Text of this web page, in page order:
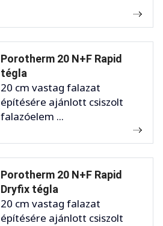
Porotherm 20 N+F Rapid
tégla
20 cm vastag falazat
építésére ajánlott csiszolt
falazóelem ...
Porotherm 20 N+F Rapid
Dryfix tégla
20 cm vastag falazat
építésére ajánlott csiszolt